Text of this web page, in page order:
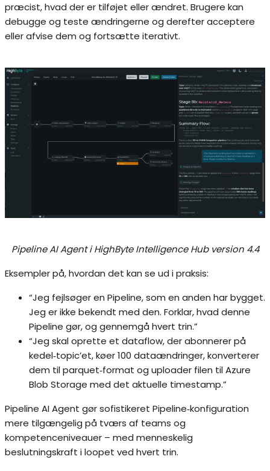
præcist, hvad der er tilføjet eller ændret. Brugere kan
debugge og teste ændringerne og derefter acceptere
eller afvise dem og fortsætte iterativt.
Pipeline AI Agent i HighByte Intelligence Hub version 4.4
Eksempler på, hvordan det kan se ud i praksis:
“Jeg fejlsøger en Pipeline, som en anden har bygget.
Jeg er ikke bekendt med den. Forklar, hvad denne
Pipeline gør, og gennemgå hvert trin.”
“Jeg skal oprette et dataflow, der abonnerer på
kedel‑topic’et, køer 100 dataændringer, konverterer
dem til parquet‑format og uploader filen til Azure
Blob Storage med det aktuelle timestamp.”
Pipeline AI Agent gør sofistikeret Pipeline‑konfiguration
mere tilgængelig på tværs af teams og
kompetenceniveauer – med menneskelig
beslutningskraft i loopet ved hvert trin.